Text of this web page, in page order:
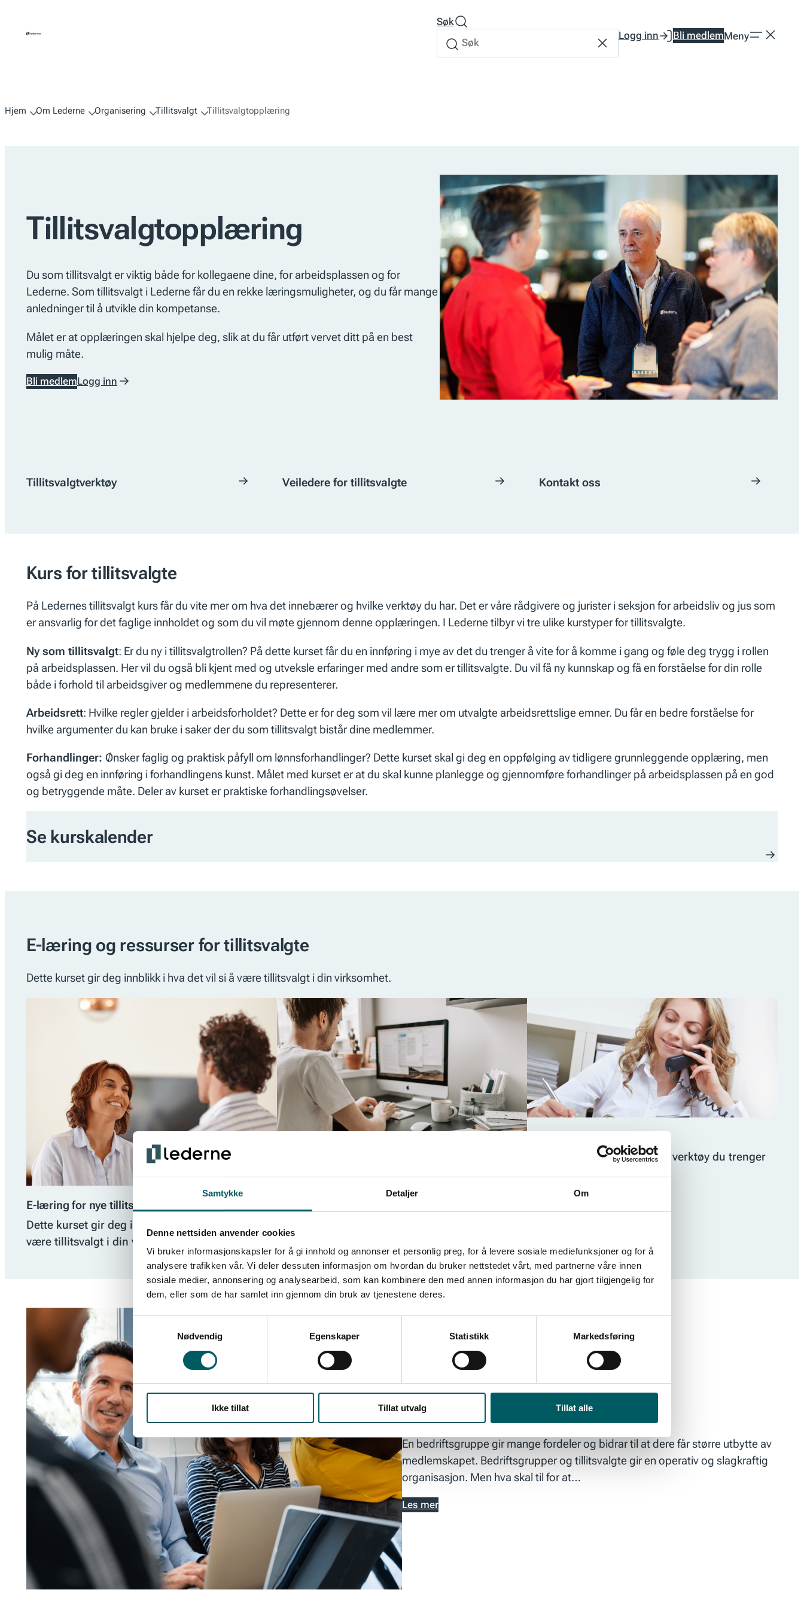
Samtykke Detaljer Om
Denne nettsiden anvender cookies
Vi bruker informasjonskapsler for å gi innhold og annonser et personlig preg, for å levere sosiale mediefunksjoner og for å
analysere trafikken vår. Vi deler dessuten informasjon om hvordan du bruker nettstedet vårt, med partnerne våre innen
sosiale medier, annonsering og analysearbeid, som kan kombinere den med annen informasjon du har gjort tilgjengelig for
dem, eller som de har samlet inn gjennom din bruk av tjenestene deres.
Nødvendig
Egenskaper Statistikk Markedsføring
Ikke tillat Tillat utvalg Tillat alle
Søk
Søk
Søk
etter
TilbakestillLogg inn Bli medlemMeny
Hjem Om Lederne Organisering Tillitsvalgt Tillitsvalgtopplæring
Tillitsvalgtopplæring
Du som tillitsvalgt er viktig både for kollegaene dine, for arbeidsplassen og for
Lederne. Som tillitsvalgt i Lederne får du en rekke læringsmuligheter, og du får mange
anledninger til å utvikle din kompetanse.
Målet er at opplæringen skal hjelpe deg, slik at du får utført vervet ditt på en best
mulig måte.
Bli medlemLogg inn
Tillitsvalgtverktøy Veiledere for tillitsvalgte Kontakt oss
Kurs for tillitsvalgte
På Ledernes tillitsvalgt kurs får du vite mer om hva det innebærer og hvilke verktøy du har. Det er våre rådgivere og jurister i seksjon for arbeidsliv og jus som
er ansvarlig for det faglige innholdet og som du vil møte gjennom denne opplæringen. I Lederne tilbyr vi tre ulike kurstyper for tillitsvalgte.
Ny som tillitsvalgt: Er du ny i tillitsvalgtrollen? På dette kurset får du en innføring i mye av det du trenger å vite for å komme i gang og føle deg trygg i rollen
på arbeidsplassen. Her vil du også bli kjent med og utveksle erfaringer med andre som er tillitsvalgte. Du vil få ny kunnskap og få en forståelse for din rolle
både i forhold til arbeidsgiver og medlemmene du representerer.
Arbeidsrett: Hvilke regler gjelder i arbeidsforholdet? Dette er for deg som vil lære mer om utvalgte arbeidsrettslige emner. Du får en bedre forståelse for
hvilke argumenter du kan bruke i saker der du som tillitsvalgt bistår dine medlemmer.
Forhandlinger: Ønsker faglig og praktisk påfyll om lønnsforhandlinger? Dette kurset skal gi deg en oppfølging av tidligere grunnleggende opplæring, men
også gi deg en innføring i forhandlingens kunst. Målet med kurset er at du skal kunne planlegge og gjennomføre forhandlinger på arbeidsplassen på en god
og betryggende måte. Deler av kurset er praktiske forhandlingsøvelser.
Se kurskalender
E-læring og ressurser for tillitsvalgte
Dette kurset gir deg innblikk i hva det vil si å være tillitsvalgt i din virksomhet.
E-læring for nye tillitsvalgte
Dette kurset gir deg innblikk i hva det vil si å
være tillitsvalgt i din virksomhet.
Denne siden inneholder alle verktøy du trenger
som tillitsvalgt.
Bedriftsgrupper
i
Lederne.
Foto:
Bedriftsgrupper
En bedriftsgruppe gir mange fordeler og bidrar til at dere får større utbytte av
medlemskapet. Bedriftsgrupper og tillitsvalgte gir en operativ og slagkraftig
organisasjon. Men hva skal til for at…
Les mer